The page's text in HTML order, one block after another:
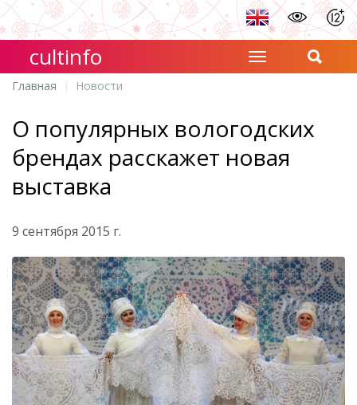
cultinfo
Главная Новости
О популярных вологодских
брендах расскажет новая
выставка
9 сентября 2015 г.